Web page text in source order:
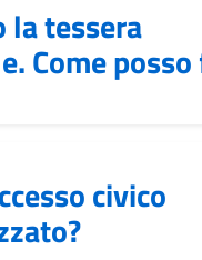
la tessera
Come posso
civico